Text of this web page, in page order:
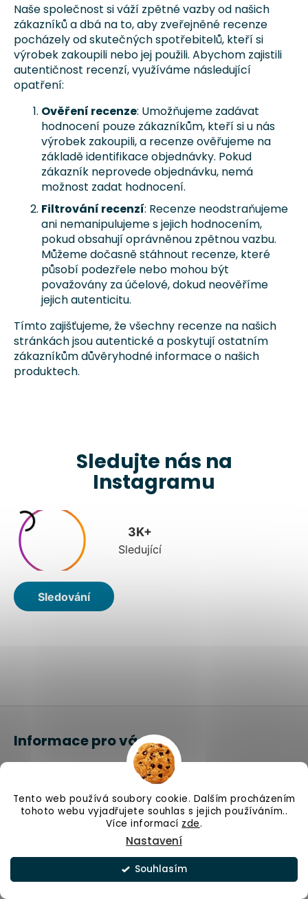
Tento web používá soubory cookie. Dalším procházením
tohoto webu vyjadřujete souhlas s jejich používáním..
Více informací zde.
Nastavení
Souhlasím
Naše společnost si váží zpětné vazby od našich
zákazníků a dbá na to, aby zveřejněné recenze
pocházely od skutečných spotřebitelů, kteří si
výrobek zakoupili nebo jej použili. Abychom zajistili
autentičnost recenzí, využíváme následující
opatření:
Ověření recenze: Umožňujeme zadávat
hodnocení pouze zákazníkům, kteří si u nás
výrobek zakoupili, a recenze ověřujeme na
základě identifikace objednávky. Pokud
zákazník neprovede objednávku, nemá
možnost zadat hodnocení.
Filtrování recenzí: Recenze neodstraňujeme
ani nemanipulujeme s jejich hodnocením,
pokud obsahují oprávněnou zpětnou vazbu.
Můžeme dočasně stáhnout recenze, které
působí podezřele nebo mohou být
považovány za účelové, dokud neověříme
jejich autenticitu.
Tímto zajišťujeme, že všechny recenze na našich
stránkách jsou autentické a poskytují ostatním
zákazníkům důvěryhodné informace o našich
produktech.
Sledujte nás na
Instagramu
a
Informace pro vás
Obchodní podmínky
Podmínky ochrany osobních údajů
Reklamace a vrácení zboží
Hodnocení obchodu
Recenze